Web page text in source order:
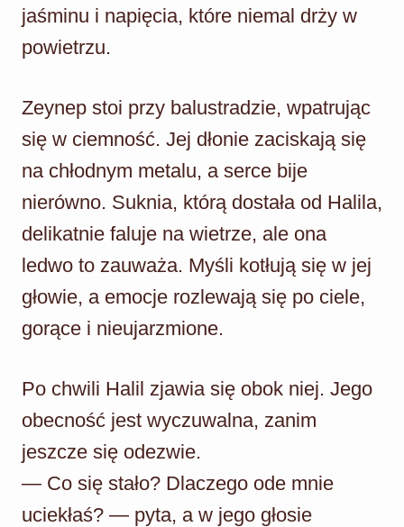
jaśminu i napięcia, które niemal drży w
powietrzu.
Zeynep stoi przy balustradzie, wpatrując
się w ciemność. Jej dłonie zaciskają się
na chłodnym metalu, a serce bije
nierówno. Suknia, którą dostała od Halila,
delikatnie faluje na wietrze, ale ona
ledwo to zauważa. Myśli kotłują się w jej
głowie, a emocje rozlewają się po ciele,
gorące i nieujarzmione.
Po chwili Halil zjawia się obok niej. Jego
obecność jest wyczuwalna, zanim
jeszcze się odezwie.
— Co się stało? Dlaczego ode mnie
uciekłaś? — pyta, a w jego głosie